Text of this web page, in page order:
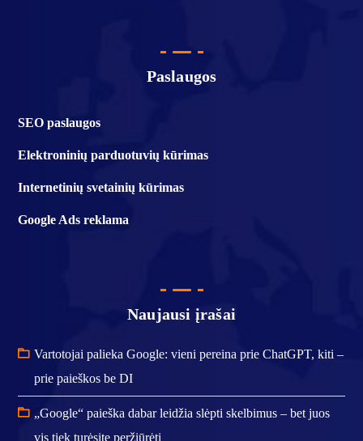
Paslaugos
SEO paslaugos
Elektroninių parduotuvių kūrimas
Internetinių svetainių kūrimas
Google Ads reklama
Naujausi įrašai
Vartotojai palieka Google: vieni pereina prie ChatGPT, kiti –
prie paieškos be DI
„Google“ paieška dabar leidžia slėpti skelbimus – bet juos
vis tiek turėsite peržiūrėti